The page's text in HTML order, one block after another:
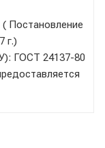
Постановление
г.)
ГОСТ 24137-80